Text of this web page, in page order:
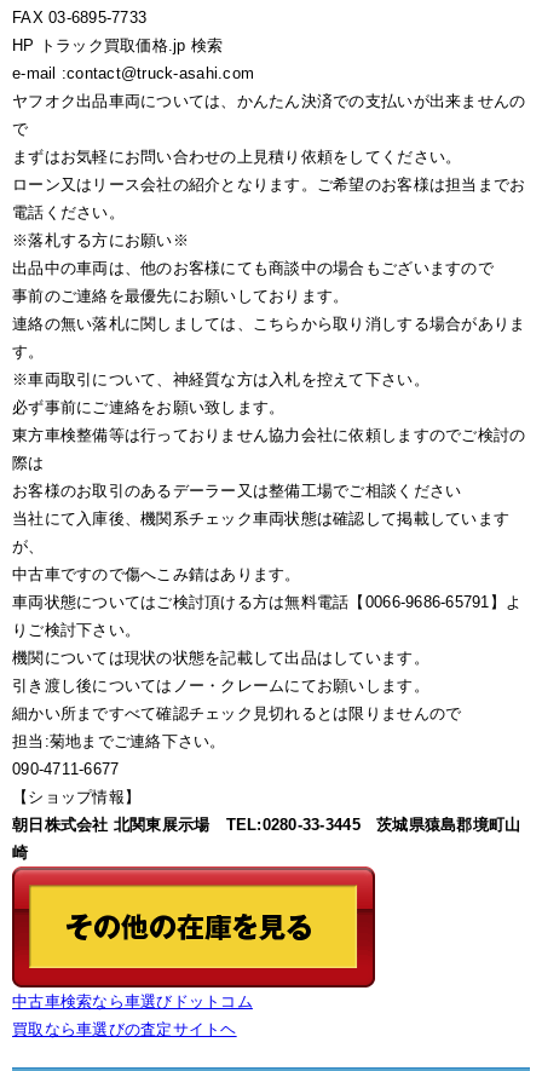
FAX 03-6895-7733
HP トラック買取価格.jp 検索
e-mail :contact@truck-asahi.com
ヤフオク出品車両については、かんたん決済での支払いが出来ませんの
で
まずはお気軽にお問い合わせの上見積り依頼をしてください。
ローン又はリース会社の紹介となります。ご希望のお客様は担当までお
電話ください。
※落札する方にお願い※
出品中の車両は、他のお客様にても商談中の場合もございますので
事前のご連絡を最優先にお願いしております。
連絡の無い落札に関しましては、こちらから取り消しする場合がありま
す。
※車両取引について、神経質な方は入札を控えて下さい。
必ず事前にご連絡をお願い致します。
東方車検整備等は行っておりません協力会社に依頼しますのでご検討の
際は
お客様のお取引のあるデーラー又は整備工場でご相談ください
当社にて入庫後、機関系チェック車両状態は確認して掲載しています
が、
中古車ですので傷へこみ錆はあります。
車両状態についてはご検討頂ける方は無料電話【0066-9686-65791】よ
りご検討下さい。
機関については現状の状態を記載して出品はしています。
引き渡し後についてはノー・クレームにてお願いします。
細かい所まですべて確認チェック見切れるとは限りませんので
担当:菊地までご連絡下さい。
090-4711-6677
【ショップ情報】
朝日株式会社 北関東展示場 TEL:0280-33-3445 茨城県猿島郡境町山
崎
中古車検索なら車選びドットコム
買取なら車選びの査定サイトヘ